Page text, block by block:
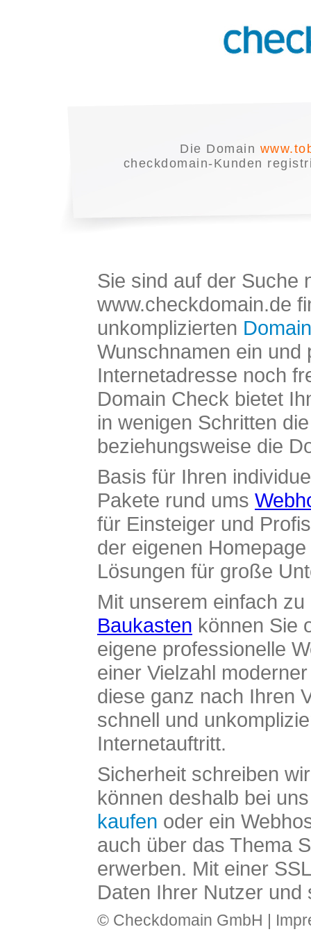
Die Domain
checkdomain-Kunden
Sie sind auf der Suche
www.checkdomain.de
unkomplizierten
Wunschnamen ein und
Internetadresse noch
Domain Check bietet
in wenigen Schritten
beziehungsweise die
Basis für Ihren
Pakete rund ums
für Einsteiger und
der eigenen
Lösungen für große
Mit unserem einfach
Baukasten können Sie
eigene professionelle
einer Vielzahl
diese ganz nach Ihren
schnell und
Internetauftritt.
Sicherheit schreiben
können deshalb bei
kaufen oder ein
auch über das Thema
erwerben. Mit einer
Daten Ihrer Nutzer und
© Checkdomain GmbH |